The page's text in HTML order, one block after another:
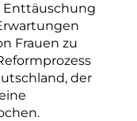
Enttäuschung
Frauen zu
der